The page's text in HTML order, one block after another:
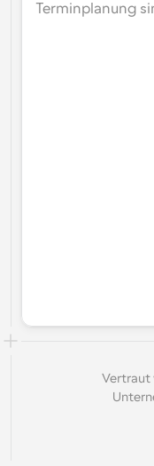
Terminplanung
Vertraut